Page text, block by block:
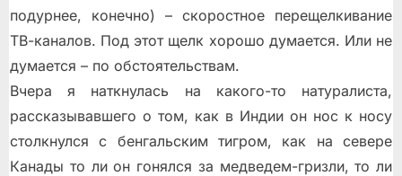
подурнее, конечно) – скоростное перещелкивание
ТВ-каналов. Под этот щелк хорошо думается. Или не
думается – по обстоятельствам.
Вчера я наткнулась на какого-то натуралиста,
рассказывавшего о том, как в Индии он нос к носу
столкнулся с бенгальским тигром, как на севере
Канады то ли он гонялся за медведем-гризли, то ли